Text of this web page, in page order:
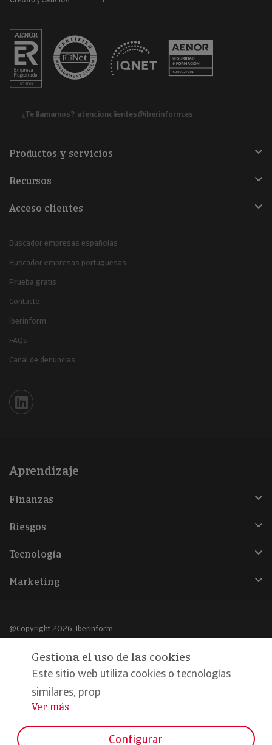
¿Te llamamos? atencionclientes@iberinform.es
Productos y servicios
Recursos
Acceso clientes
Buscador empresas españolas
Buscador empresas portuguesas
Prueba gratis
Contacto
Iberinform
FAQs
Canal de denuncias
Iberinform en Linkedin
Aprendizaje
Finanzas
Riesgos
Tecnología
Marketing
@Copyright 2026, Iberinform
Aviso legal
Política de cookies
Declaración de privacidad
Gestiona el uso de las cookies
Este sitio web utiliza cookies o tecnologías
similares, prop
...
Ver más
Configurar